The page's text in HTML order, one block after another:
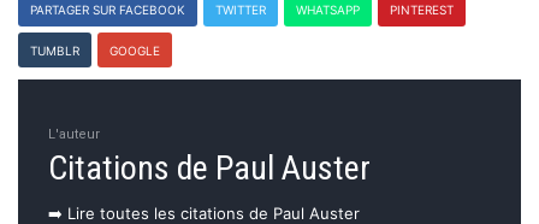
PARTAGER SUR FACEBOOK TWITTER WHATSAPP PINTEREST
TUMBLR GOOGLE
L'auteur
Citations de Paul Auster
➡️ Lire toutes les citations de Paul Auster